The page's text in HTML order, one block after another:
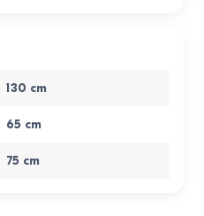
130 cm
65 cm
75 cm